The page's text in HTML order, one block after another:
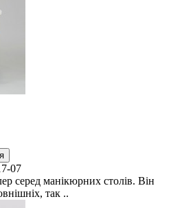
07
серед манікюрних столів. Він
так ..